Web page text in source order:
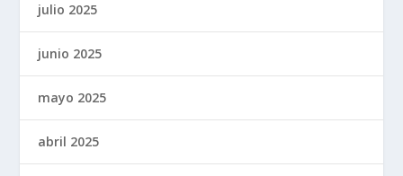
julio 2025
junio 2025
mayo 2025
abril 2025